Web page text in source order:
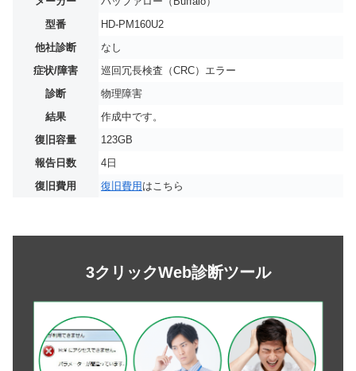
型番
HD-PM160U2
他社診断
なし
症状/障害
巡回冗長検査（CRC）エラー
診断
物理障害
結果
作成中です。
復旧容量
123GB
報告日数
4日
復旧費用
復旧費用 はこちら
3クリックWeb診断ツール